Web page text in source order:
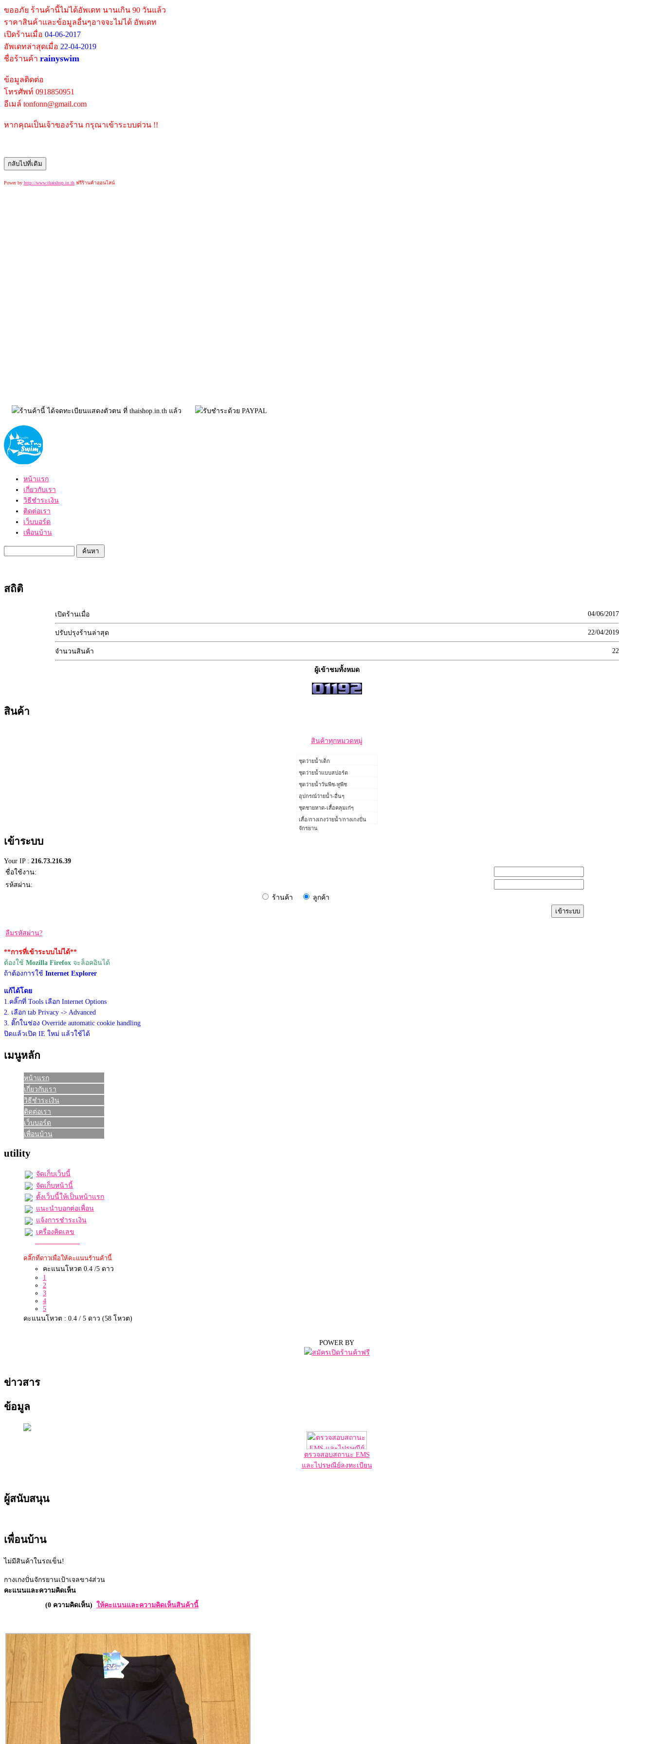
ขออภัย ร้านค้านี้ไม่ได้อัพเดท นานเกิน 90 วันแล้ว
ราคาสินค้าและข้อมูลอื่นๆอาจจะไม่ได้ อัพเดท
เปิดร้านเมื่อ 04-06-2017
อัพเดทล่าสุดเมื่อ 22-04-2019
ชื่อร้านค้า rainyswim
ข้อมูลติดต่อ
โทรศัพท์ 0918850951
อีเมล์ tonfonn@gmail.com
หากคุณเป็นเจ้าของร้าน กรุณาเข้าระบบด่วน !!
Power by http://www.thaishop.in.th ฟรีร้านค้าออนไลน์
หน้าแรก
เกี่ยวกับเรา
วิธีชำระเงิน
ติดต่อเรา
เว็บบอร์ด
เพื่อนบ้าน
สถิติ
เปิดร้านเมื่อ 04/06/2017
ปรับปรุงร้านล่าสุด 22/04/2019
จำนวนสินค้า 22
ผู้เข้าชมทั้งหมด
สินค้า
สินค้าทุกหมวดหมู่
ชุดว่ายน้ำเด็ก
ชุดว่ายน้ำแบบสปอร์ต
ชุดว่ายน้ำวันพีช-ทูพีช
อุปกรณ์ว่ายน้ำ-อื่นๆ
ชุดชายหาด-เสื้อคลุมเก๋ๆ
เสื้อ/กางเกงว่ายน้ำ/กางเกงปั่น
จักรยาน
เข้าระบบ
Your IP : 216.73.216.39
ชื่อใช้งาน:
รห้สผ่าน:
ร้านค้า
ลูกค้า
ลืมรหัสผ่าน?
**การที่เข้าระบบไม่ได้**
ต้องใช้ Mozilla Firefox จะล็อคอินได้
ถ้าต้องการใช้ Internet Explorer
แก้ได้โดย
1.คลิ๊กที่ Tools เลือก Internet Options
2. เลือก tab Privacy -> Advanced
3. ติ๊กในช่อง Override automatic cookie handling
ปิดแล้วเปิด IE ใหม่ แล้วใช้ได้
เมนูหลัก
หน้าแรก
เกี่ยวกับเรา
วิธีชำระเงิน
ติดต่อเรา
เว็บบอร์ด
เพื่อนบ้าน
utility
จัดเก็บเว็บนี้
จัดเก็บหน้านี้
ตั้งเว็บนี้ให้เป็นหน้าแรก
แนะนำบอกต่อเพื่อน
แจ้งการชำระเงิน
เครื่องคิดเลข
คลิ๊กที่ดาวเพื่อให้คะแนนร้านค้านี้
คะแนนโหวต 0.4 /5 ดาว
1
2
3
4
5
คะแนนโหวต : 0.4 / 5 ดาว (58 โหวต)
POWER BY
ข่าวสาร
ข้อมูล
ตรวจสอบสถานะ EMS
และไปรษณีย์ลงทะเบียน
ผู้สนับสนุน
เพื่อนบ้าน
ไม่มีสินค้าในรถเข็น!
กางเกงปั่นจักรยานเป้าเจลขา4ส่วน
คะแนนและความคิดเห็น
(0 ความคิดเห็น) ให้คะแนนและความคิดเห็นสินค้านี้